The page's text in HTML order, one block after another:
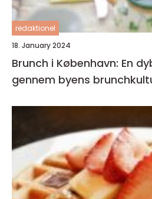
redaktionel
18. January 2024
Brunch i København: En
gennem byens